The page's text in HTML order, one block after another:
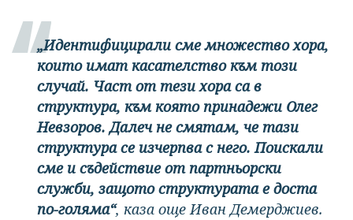
„Идентифицирали сме множество хора,
които имат касателство към този
случай. Част от тези хора са в
структура, към която принадежи Олег
Невзоров. Далеч не смятам, че тази
структура се изчерпва с него. Поискали
сме и съдействие от партньорски
служби, защото структурата е доста
по-голяма“, каза още Иван Демерджиев.